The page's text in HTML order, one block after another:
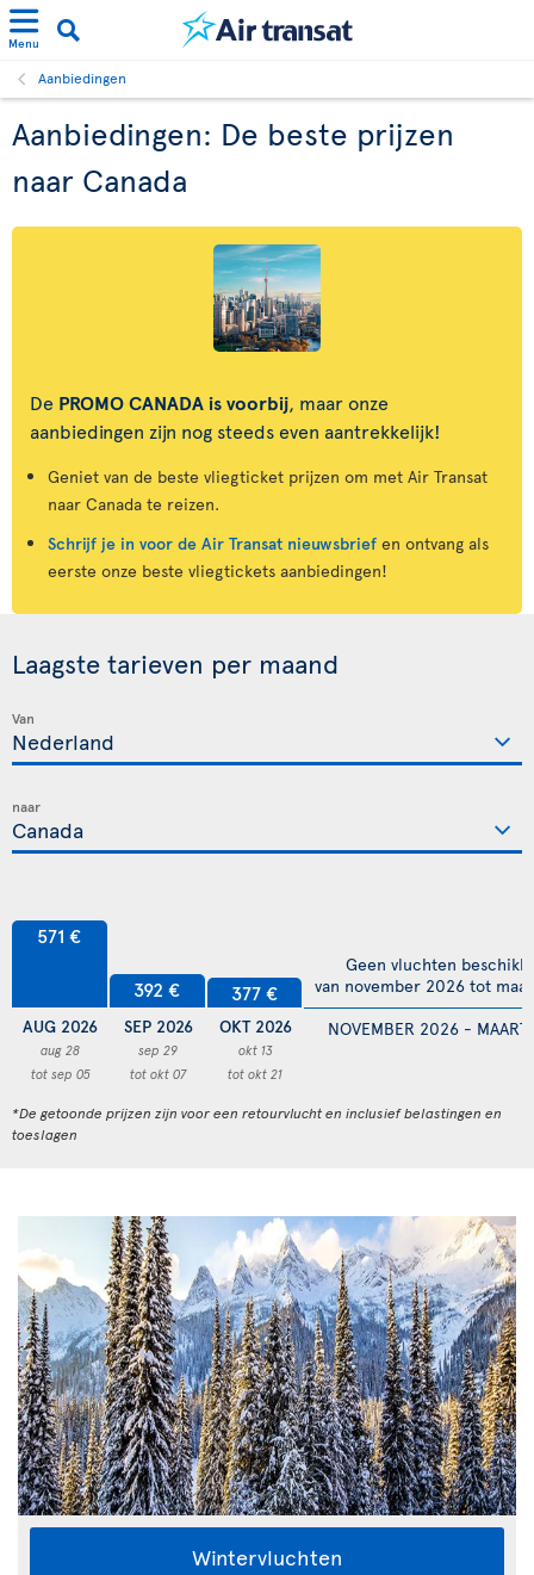
Menu
Aanbiedingen
Aanbiedingen: De beste prijzen
naar Canada
De PROMO CANADA is voorbij, maar onze
aanbiedingen zijn nog steeds even aantrekkelijk!
Geniet van de beste vliegticket prijzen om met Air Transat
naar Canada te reizen.
Schrijf je in voor de Air Transat nieuwsbrief en ontvang als
eerste onze beste vliegtickets aanbiedingen!
Laagste tarieven per maand
Van
naar
571 €
AUG 2026
aug 28
tot sep 05
392 €
SEP 2026
sep 29
tot okt 07
377 €
OKT 2026
okt 13
tot okt 21
NOVEMBER 2026 -
Geen vluchten
van november 2026 tot
*De getoonde prijzen zijn voor een retourvlucht en inclusief belastingen en
toeslagen
Wintervluchten